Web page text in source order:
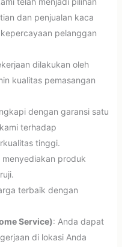
dan penjualan kaca
pelanggan
dilakukan oleh
kualitas pemasangan
dengan garansi satu
terhadap
tinggi.
menyediakan produk
terbaik dengan
Service): Anda dapat
di lokasi Anda